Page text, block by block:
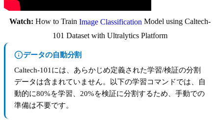
Watch: How to Train Image Classification Model using Caltech-
101 Dataset with Ultralytics Platform
データの自動分割
Caltech-101には、あらかじめ定義された学習/検証の分割
データは含まれていません。以下の学習コマンドでは、自
動的に80%を学習、20%を検証に分割するため、手動での
準備は不要です。